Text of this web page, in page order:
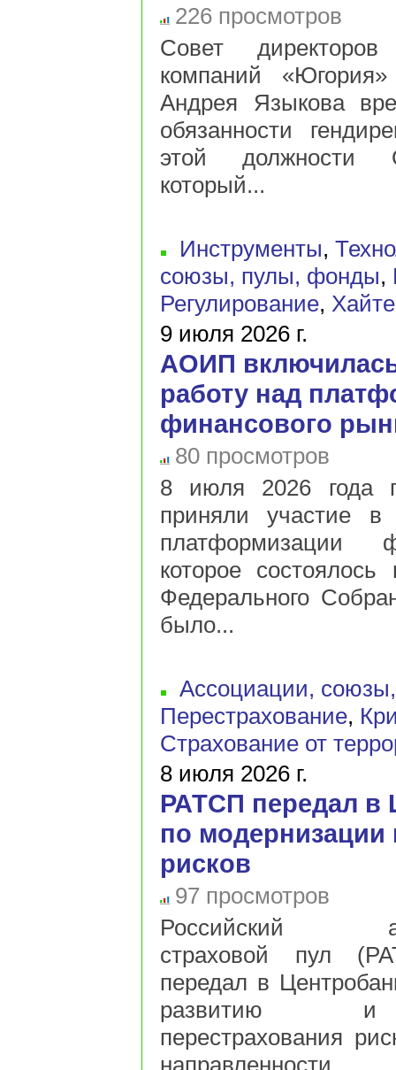
226 просмотров
Совет
компаний
Андрея Языкова
обязанности
этой должности
который...
Инструменты,
союзы, пулы, фонды,
Регулирование,
9 июля 2026 г.
АОИП
работу над
финансового
80 просмотров
8 июля 2026 года
приняли участие
платформизации
которое
Федерального
было...
Ассоциации,
Перестрахование,
Страхование от
8 июля 2026 г.
РАТСП передал в
по модернизации
рисков
97 просмотров
Российский
страховой пул
передал в
развитию и
перестрахования